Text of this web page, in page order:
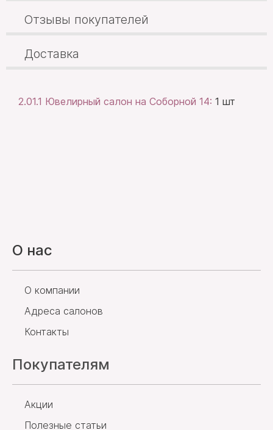
Отзывы покупателей
Доставка
2.01.1 Ювелирный салон на Соборной 14: 1 шт
О нас
О компании
Адреса салонов
Контакты
Покупателям
Акции
Полезные статьи